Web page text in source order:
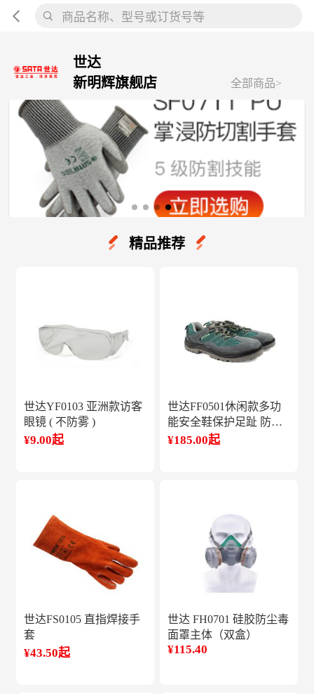
商品名称、型号或订货号等
世达
新明辉旗舰店
全部商品>
精品推荐
世达YF0103 亚洲款访客
眼镜 ( 不防雾 )
¥9.00起
世达FF0501休闲款多功
能安全鞋保护足趾 防刺
穿
¥185.00起
世达FS0105 直指焊接手
套
¥43.50起
世达 FH0701 硅胶防尘毒
面罩主体（双盒）
¥115.40